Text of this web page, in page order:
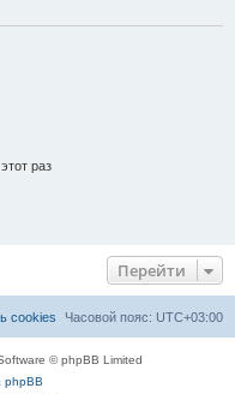
раз
Перейти
Часовой пояс: UTC+03:00
cookies
© phpBB Limited
phpBB